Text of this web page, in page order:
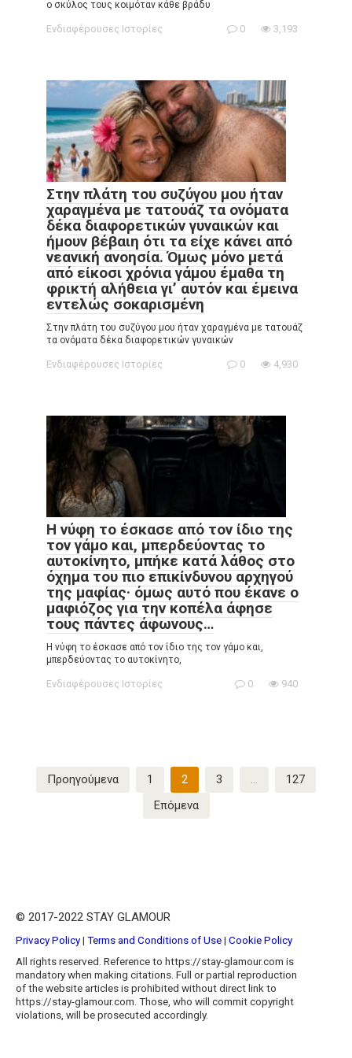
ο σκύλος τους κοιμόταν κάθε βράδυ
Ενδιαφέρουσες Ιστορίες 0 3,193
Στην πλάτη του συζύγου μου ήταν
χαραγμένα με τατουάζ τα ονόματα
δέκα διαφορετικών γυναικών και
ήμουν βέβαιη ότι τα είχε κάνει από
νεανική ανοησία. Όμως μόνο μετά
από είκοσι χρόνια γάμου έμαθα τη
φρικτή αλήθεια γι’ αυτόν και έμεινα
εντελώς σοκαρισμένη
Στην πλάτη του συζύγου μου ήταν χαραγμένα με τατουάζ
τα ονόματα δέκα διαφορετικών γυναικών
Ενδιαφέρουσες Ιστορίες 0 4,930
Η νύφη το έσκασε από τον ίδιο της
τον γάμο και, μπερδεύοντας το
αυτοκίνητο, μπήκε κατά λάθος στο
όχημα του πιο επικίνδυνου αρχηγού
της μαφίας· όμως αυτό που έκανε ο
μαφιόζος για την κοπέλα άφησε
τους πάντες άφωνους…
Η νύφη το έσκασε από τον ίδιο της τον γάμο και,
μπερδεύοντας το αυτοκίνητο,
Ενδιαφέρουσες Ιστορίες 0 940
Σελιδοποίηση
άρθρων
Προηγούμενα 1 2 3 …
127
Επόμενα
© 2017-2022 STAY GLAMOUR
Privacy Policy| Terms and Conditions of Use| Cookie Policy
All rights reserved. Reference to https://stay-glamour.com is
mandatory when making citations. Full or partial reproduction
of the website articles is prohibited without direct link to
https://stay-glamour.com. Those, who will commit copyright
violations, will be prosecuted accordingly.